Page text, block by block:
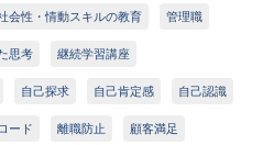
会性・情動スキルの教育 管理職
思考 継続学習講座
自己探求 自己肯定感 自己認識
ード 離職防止 顧客満足